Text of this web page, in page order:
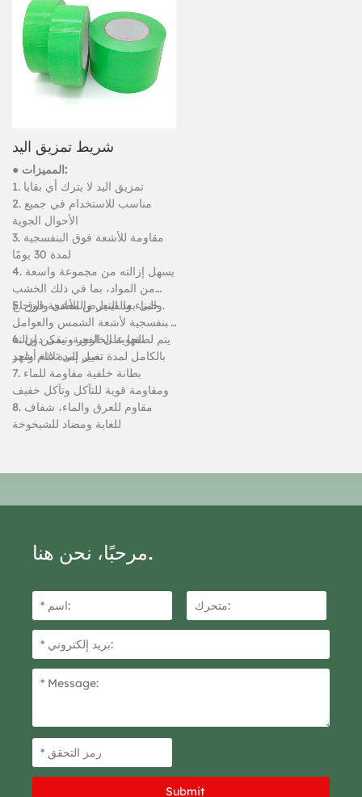
شريط تمزيق اليد
● المميزات:
1. تمزيق اليد لا يترك أي بقايا
2. مناسب للاستخدام في جميع
الأحوال الجوية
3. مقاومة للأشعة فوق البنفسجية
لمدة 30 يومًا
4. يسهل إزالته من مجموعة واسعة
من المواد، بما في ذلك الخشب
والبناء والفينيل والمعادن والزجاج.
5. حتى بعد التعرض للأشعة فوق
البنفسجية لأشعة الشمس والعوامل
الجوية الخارجية، يمكن إزالته
بالكامل لمدة تصل إلى ثلاثة أشهر
6. يتم لصقها على الفور وتبقى دون
تغيير لمدة عام واحد
7. بطانة خلفية مقاومة للماء
ومقاومة قوية للتآكل وتآكل خفيف
8. مقاوم للعرق والماء، شفاف
للغاية ومضاد للشيخوخة
مرحبًا، نحن هنا.